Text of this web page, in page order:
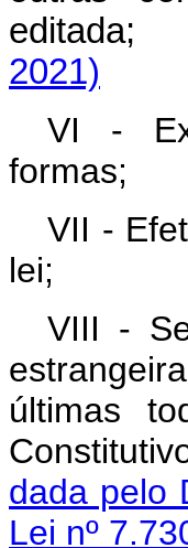
2021)
VI -
VII -
VIII -
últimas
dada pelo
Lei nº